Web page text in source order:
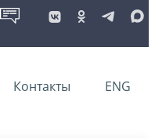
Контакты ENG